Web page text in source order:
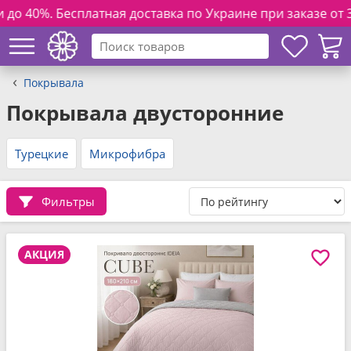
доставка по Украине при заказе от 3000 грн. и
Покрывала
Покрывала двусторонние
Турецкие Микрофибра
Фильтры
АКЦИЯ